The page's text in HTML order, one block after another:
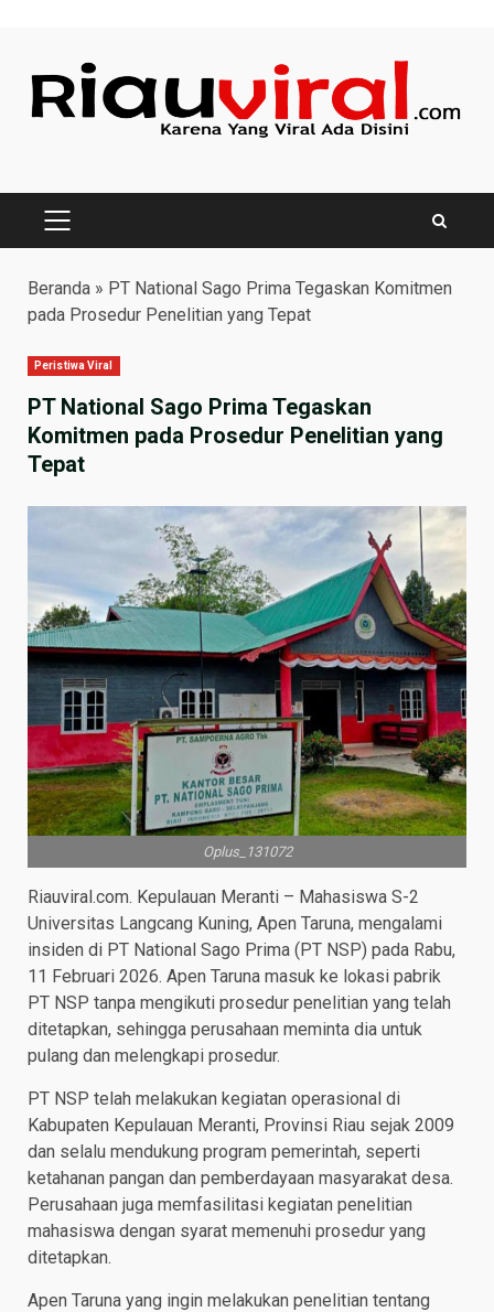
content
PRIMARY
Beranda » PT National Sago Prima Tegaskan Komitmen
pada Prosedur Penelitian yang Tepat
Peristiwa Viral
PT National Sago Prima Tegaskan
Komitmen pada Prosedur Penelitian yang
Tepat
Oplus_131072
Riauviral.com. Kepulauan Meranti – Mahasiswa S-2
Universitas Langcang Kuning, Apen Taruna, mengalami
insiden di PT National Sago Prima (PT NSP) pada Rabu,
11 Februari 2026. Apen Taruna masuk ke lokasi pabrik
PT NSP tanpa mengikuti prosedur penelitian yang telah
ditetapkan, sehingga perusahaan meminta dia untuk
pulang dan melengkapi prosedur.
PT NSP telah melakukan kegiatan operasional di
Kabupaten Kepulauan Meranti, Provinsi Riau sejak 2009
dan selalu mendukung program pemerintah, seperti
ketahanan pangan dan pemberdayaan masyarakat desa.
Perusahaan juga memfasilitasi kegiatan penelitian
mahasiswa dengan syarat memenuhi prosedur yang
ditetapkan.
Apen Taruna yang ingin melakukan penelitian tentang